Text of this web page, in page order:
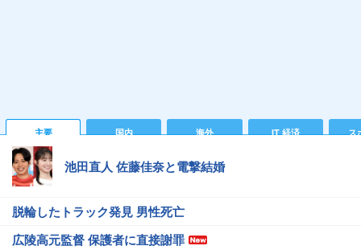
主要 国内 海外 IT 経済 ス
池田直人 佐藤佳奈と電撃結婚
脱輪したトラック発見 男性死亡
広陵高元監督 保護者に直接謝罪